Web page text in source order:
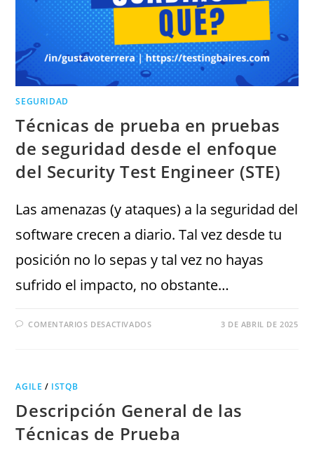
SEGURIDAD
Técnicas de prueba en pruebas
de seguridad desde el enfoque
del Security Test Engineer (STE)
Las amenazas (y ataques) a la seguridad del
software crecen a diario. Tal vez desde tu
posición no lo sepas y tal vez no hayas
sufrido el impacto, no obstante…
COMENTARIOS DESACTIVADOS 3 DE ABRIL DE 2025
AGILE / ISTQB
Descripción General de las
Técnicas de Prueba